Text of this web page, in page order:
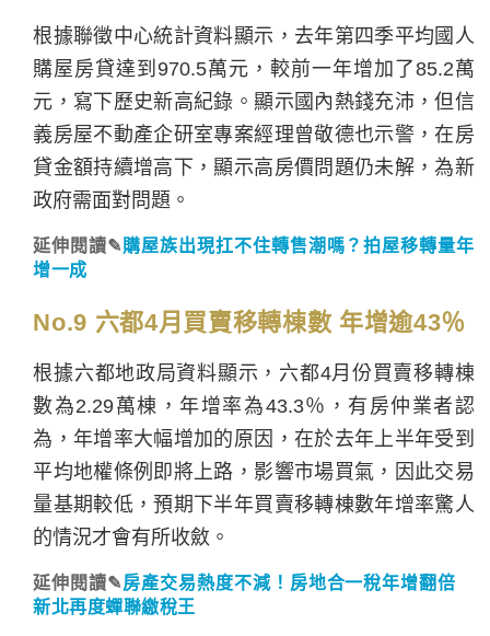
根據聯徵中心統計資料顯示，去年第四季平均國人
購屋房貸達到970.5萬元，較前一年增加了85.2萬
元，寫下歷史新高紀錄。顯示國內熱錢充沛，但信
義房屋不動產企研室專案經理曾敬德也示警，在房
貸金額持續增高下，顯示高房價問題仍未解，為新
政府需面對問題。
延伸閱讀✎購屋族出現扛不住轉售潮嗎？拍屋移轉量年
增一成
No.9 六都4月買賣移轉棟數 年增逾43％
根據六都地政局資料顯示，六都4月份買賣移轉棟
數為2.29萬棟，年增率為43.3％，有房仲業者認
為，年增率大幅增加的原因，在於去年上半年受到
平均地權條例即將上路，影響市場買氣，因此交易
量基期較低，預期下半年買賣移轉棟數年增率驚人
的情況才會有所收斂。
延伸閱讀✎房產交易熱度不減！房地合一稅年增翻倍
新北再度蟬聯繳稅王